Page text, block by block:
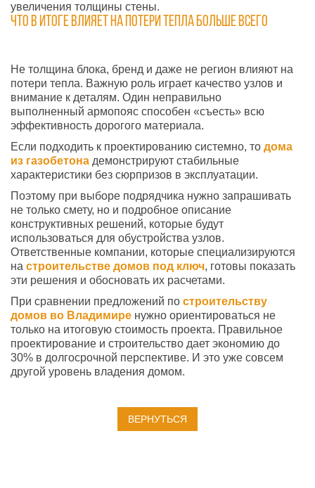
увеличения толщины стены.
Что в итоге влияет на потери тепла больше всего
Не толщина блока, бренд и даже не регион влияют на
потери тепла. Важную роль играет качество узлов и
внимание к деталям. Один неправильно
выполненный армопояс способен «съесть» всю
эффективность дорогого материала.
Если подходить к проектированию системно, то дома
из газобетона демонстрируют стабильные
характеристики без сюрпризов в эксплуатации.
Поэтому при выборе подрядчика нужно запрашивать
не только смету, но и подробное описание
конструктивных решений, которые будут
использоваться для обустройства узлов.
Ответственные компании, которые специализируются
на строительстве домов под ключ, готовы показать
эти решения и обосновать их расчетами.
При сравнении предложений по строительству
домов во Владимире нужно ориентироваться не
только на итоговую стоимость проекта. Правильное
проектирование и строительство дает экономию до
30% в долгосрочной перспективе. И это уже совсем
другой уровень владения домом.
ВЕРНУТЬСЯ